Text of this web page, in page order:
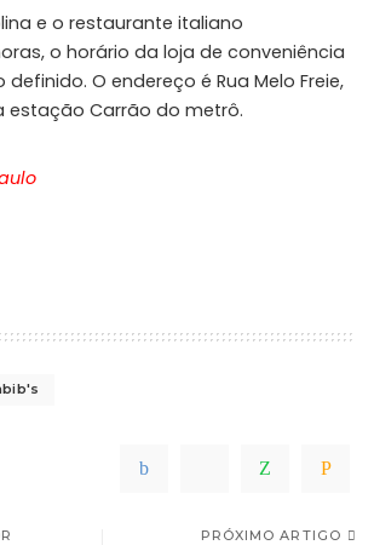
e o restaurante italiano
o horário da loja de conveniência
O endereço é Rua Melo Freie,
estação Carrão do metrô.
PRÓXIMO ARTIGO